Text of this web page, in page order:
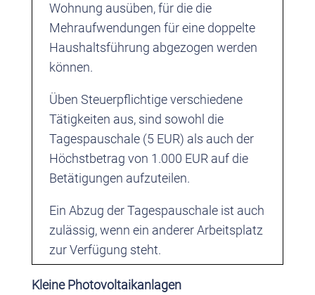
Wohnung ausüben, für die die
Mehraufwendungen für eine doppelte
Haushaltsführung abgezogen werden
können.
Üben Steuerpflichtige verschiedene
Tätigkeiten aus, sind sowohl die
Tagespauschale (5 EUR) als auch der
Höchstbetrag von 1.000 EUR auf die
Betätigungen aufzuteilen.
Ein Abzug der Tagespauschale ist auch
zulässig, wenn ein anderer Arbeitsplatz
zur Verfügung steht.
Kleine Photovoltaikanlagen